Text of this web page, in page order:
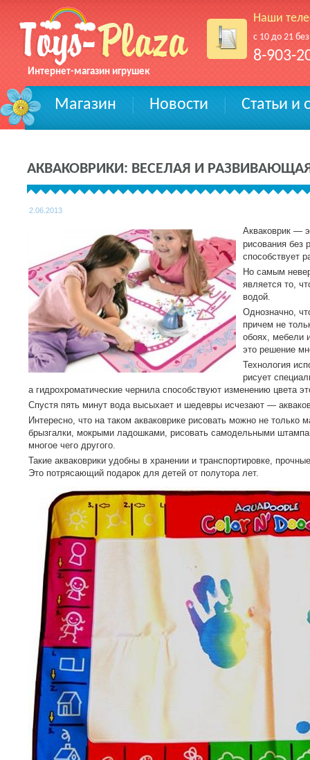
Интернет-магазин игрушек
Наши
с 10 до 21
8-903-
Магазин Новости Статьи и
АКВАКОВРИКИ: ВЕСЕЛАЯ И
2.06.2013
Акваковрик —
рисования без
способствует
Но самым
является то,
водой.
Однозначно,
причем не
обоях, мебели
это решение
Технология
рисует
а гидрохроматические чернила способствуют изменению цвета
Спустя пять минут вода высыхает и шедевры исчезают —
Интересно, что на таком акваковрике рисовать можно не только
брызгалки, мокрыми ладошками, рисовать самодельными
многое чего другого.
Такие акваковрики удобны в хранении и транспортировке,
Это потрясающий подарок для детей от полутора лет.